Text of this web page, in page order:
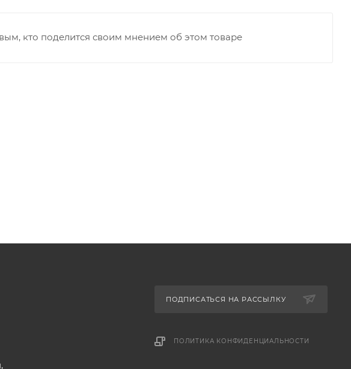
кто поделится своим мнением об этом товаре
ПОДПИСАТЬСЯ НА РАССЫЛКУ
ПОЛИТИКА КОНФИДЕНЦИАЛЬНОСТИ